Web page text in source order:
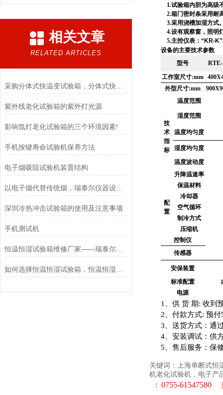
相关文章
RELATED ARTICLES
采购分体式快温变试验箱，分体式快温变高低温试验箱，要选对供应商
紫外线老化试验箱的紫外灯光源
影响氙灯老化试验箱的三个环境因素!
手机按键寿命试验机保养方法
电子烟吸阻试验机装置结构
以电子烟代替传统烟，瑞泰尔仪器设备严把质量关
深圳冷热冲击试验箱的使用及注意事项
手机测试机
恒温恒湿试验箱维修厂家——瑞泰尔深耕行业多年，经验丰富
1.试验箱内胆为高级
2.箱门密封条采用耐
3.采用浇槽加湿方式
4.设有观察窗，照明
5.主控仪表：“KR-K
设备的主要技术参数
型号
工作室尺寸:mm
外型尺寸:mm
技
术
指
标
温度范围
湿度范围
温度均匀度
湿度均匀度
温度波动度
升降温速率
配
置
保温材料
冷却器
空气循环
制冷方式
压缩机
控制仪
传感器
安保装置
标准配置
电源
1 、供 货 期: 收到
2 、付款方式: 预付
3 、送货方式：通
4、安装调试：供
5 、售后服务：保
关键词：上海单断式恒
机老化试验机，电子产
: 0755-61547580